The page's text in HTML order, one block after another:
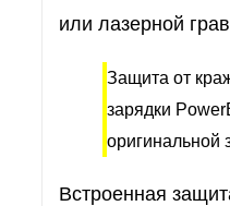
или лазерной
Защита от
зарядки
оригинальной
Встроенная